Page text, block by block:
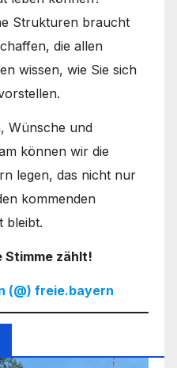
Strukturen braucht
die allen
wissen, wie Sie sich
Wünsche und
können wir die
legen, das nicht nur
kommenden
bleibt.
Stimme zählt!
(@) freie.bayern